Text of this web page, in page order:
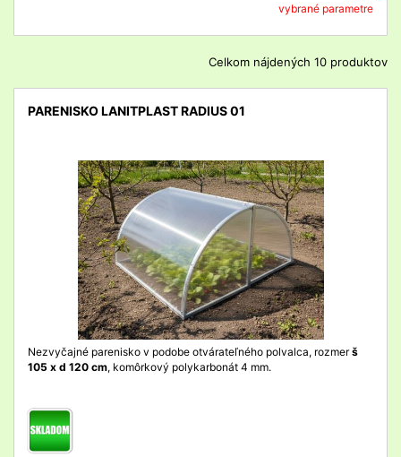
vybrané parametre
Celkom nájdených 10 produktov
PARENISKO LANITPLAST RADIUS 01
Nezvyčajné parenisko v podobe otvárateľného polvalca, rozmerš
105 x d 120 cm, komôrkový polykarbonát 4 mm.